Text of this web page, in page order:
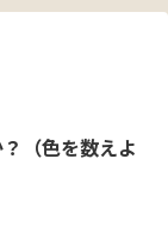
（色を数えよ